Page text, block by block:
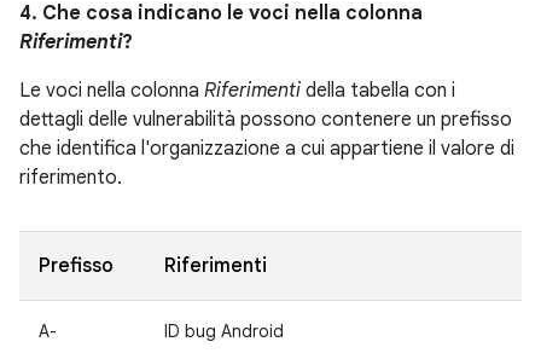
4. Che cosa indicano le voci nella colonna
Riferimenti?
Le voci nella colonna Riferimenti della tabella con i
dettagli delle vulnerabilità possono contenere un prefisso
che identifica l'organizzazione a cui appartiene il valore di
riferimento.
Prefisso Riferimenti
A- ID bug Android